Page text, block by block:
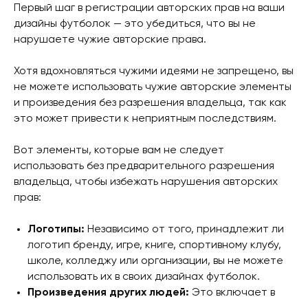
Первый шаг в регистрации авторских прав на ваши
дизайны футболок — это убедиться, что вы не
нарушаете чужие авторские права.
Хотя вдохновляться чужими идеями не запрещено, вы
не можете использовать чужие авторские элементы
и произведения без разрешения владельца, так как
это может привести к неприятным последствиям.
Вот элементы, которые вам не следует
использовать без предварительного разрешения
владельца, чтобы избежать нарушения авторских
прав:
Логотипы: Независимо от того, принадлежит ли
логотип бренду, игре, книге, спортивному клубу,
школе, колледжу или организации, вы не можете
использовать их в своих дизайнах футболок.
Произведения других людей: Это включает в